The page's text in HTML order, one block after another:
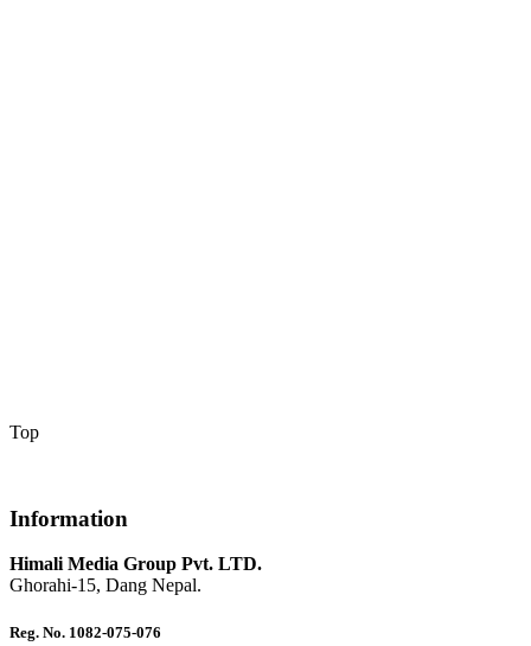
Top
Information
Himali Media Group Pvt. LTD.
Ghorahi-15, Dang Nepal.
Reg. No. 1082-075-076